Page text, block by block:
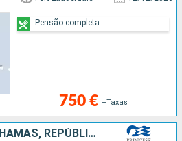
750 € +Taxas
Pensão completa
ESTADOS UNIDOS, BAHAMAS, REPÚBLICA DOMINICANA, ILHAS TURCAS E CAICOS, HONDURAS, BELIZE, CARAIBAS - MEXICO